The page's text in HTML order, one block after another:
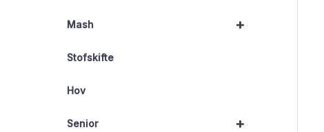
+
Mash
Stofskifte
Hov
+
Senior